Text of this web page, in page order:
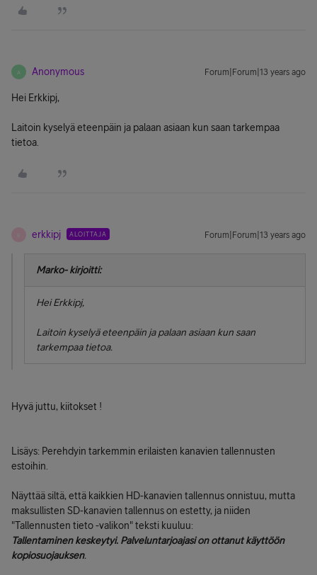
A Anonymous Forum|Forum|13 years ago
Hei Erkkipj,
Laitoin kyselyä eteenpäin ja palaan asiaan kun saan tarkempaa
tietoa.
erkkipj ALOITTAJA Forum|Forum|13 years ago
Marko- kirjoitti:
Hei Erkkipj,
Laitoin kyselyä eteenpäin ja palaan asiaan kun saan
tarkempaa tietoa.
Hyvä juttu, kiitokset !
Lisäys: Perehdyin tarkemmin erilaisten kanavien tallennusten
estoihin.
Näyttää siltä, että kaikkien HD-kanavien tallennus onnistuu, mutta
maksullisten SD-kanavien tallennus on estetty, ja niiden
"Tallennusten tieto -valikon" teksti kuuluu:
Tallentaminen keskeytyi. Palveluntarjoajasi on ottanut käyttöön
kopiosuojauksen.